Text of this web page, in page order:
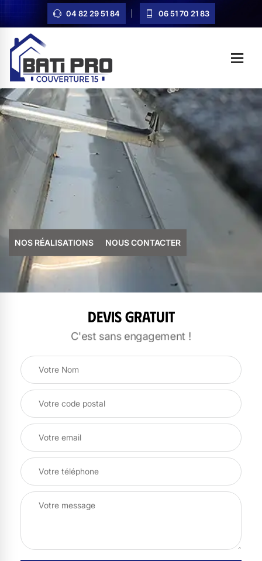
04 82 29 51 84 06 51 70 21 83
NOS RÉALISATIONS NOUS CONTACTER
Devis gratuit
C'est sans engagement !